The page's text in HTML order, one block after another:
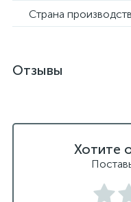
Страна
Отзывы
Хотите